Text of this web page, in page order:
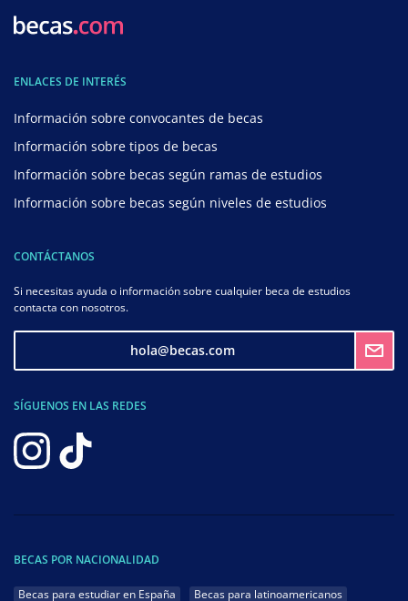
ENLACES DE INTERÉS
Información sobre convocantes de becas
Información sobre tipos de becas
Información sobre becas según ramas de estudios
Información sobre becas según niveles de estudios
CONTÁCTANOS
Si necesitas ayuda o información sobre cualquier beca de estudios
contacta con nosotros.
hola@becas.com
SÍGUENOS EN LAS REDES
BECAS POR NACIONALIDAD
Becas para estudiar en España Becas para latinoamericanos